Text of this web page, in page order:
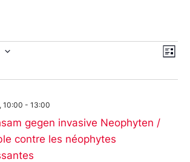
Liste
gegen invasive Neophyten /
contre les néophytes
10:00 - 13:00